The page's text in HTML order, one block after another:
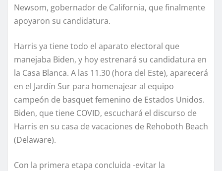
Newsom, gobernador de California, que finalmente
apoyaron su candidatura.
Harris ya tiene todo el aparato electoral que
manejaba Biden, y hoy estrenará su candidatura en
la Casa Blanca. A las 11.30 (hora del Este), aparecerá
en el Jardín Sur para homenajear al equipo
campeón de basquet femenino de Estados Unidos.
Biden, que tiene COVID, escuchará el discurso de
Harris en su casa de vacaciones de Rehoboth Beach
(Delaware).
Con la primera etapa concluida -evitar la